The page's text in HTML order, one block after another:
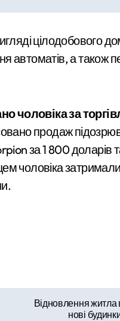
знаходять своє
тривожаться
цілодобового
автоматів, а також
чоловіка за
продаж
за 1 800 доларів
чоловіка
Відновлення житла
нові